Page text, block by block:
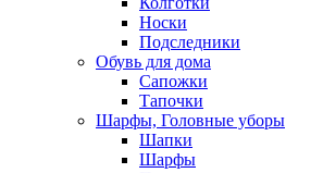
Носки
Подследники
Обувь для дома
Сапожки
Тапочки
Шарфы, Головные уборы
Шапки
Шарфы